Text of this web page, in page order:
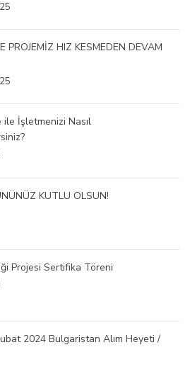
PROJEMİZ HIZ KESMEDEN DEVAM
ile İşletmenizi Nasıl
KUTLU OLSUN!
Projesi Sertifika Töreni
2024 Bulgaristan Alım Heyeti /